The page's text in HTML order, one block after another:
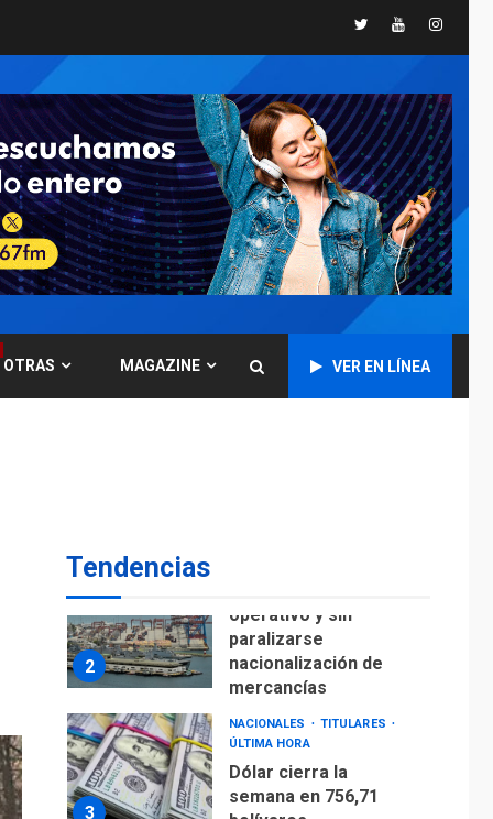
TwitterYoutube
OTRAS MAGAZINE VER EN LÍNEA
Tendencias
5
controles fronterizos
a Italia
6
INTERNACIONALES
TITULARES
ÚLTIMA HORA
Arabia Saudita,
Turquía y Pakistán
firman pacto de
defensa
LATINOAMÉRICA Y CARIBE
TITULARES
ÚLTIMA HORA
De la Espriella jura
Colombia
2
operativo y sin
paralizarse
nacionalización de
mercancías
3
NACIONALES
TITULARES
ÚLTIMA HORA
Dólar cierra la
semana en 756,71